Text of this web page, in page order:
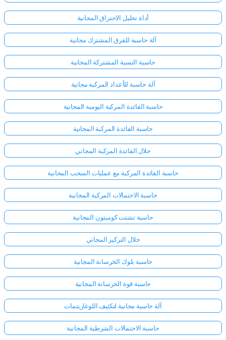
أداة تحليل الاحتراق المجانية
آلة حاسبة للفرق المشترك مجانية
حاسبة النسبة المشتركة المجانية
آلة حاسبة للأعداد المركبة مجانية
حاسبة الفائدة المركبة اليومية المجانية
حاسبة الفائدة المركبة المجانية
حلال الفائدة المركبة المجاني
حاسبة الفائدة المركبة مع عمليات السحب المجانية
حاسبة الاحتمالات المركبة المجانية
حاسبة تشتت كومبتون المجانية
حلال التركيز المجاني
حاسبة بلوك الخرسانة المجانية
حاسبة قوة الخرسانة المجانية
آلة حاسبة مجانية لتكثيف اللوغاريتمات
حاسبة الاحتمالات الشرطية المجانية